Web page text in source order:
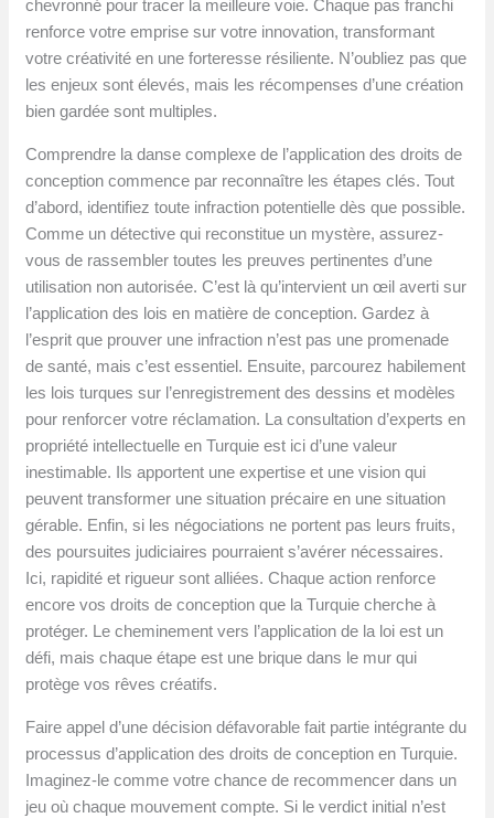
chevronné pour tracer la meilleure voie. Chaque pas franchi
renforce votre emprise sur votre innovation, transformant
votre créativité en une forteresse résiliente. N’oubliez pas que
les enjeux sont élevés, mais les récompenses d’une création
bien gardée sont multiples.
Comprendre la danse complexe de l’application des droits de
conception commence par reconnaître les étapes clés. Tout
d’abord, identifiez toute infraction potentielle dès que possible.
Comme un détective qui reconstitue un mystère, assurez-
vous de rassembler toutes les preuves pertinentes d’une
utilisation non autorisée. C’est là qu’intervient un œil averti sur
l’application des lois en matière de conception. Gardez à
l’esprit que prouver une infraction n’est pas une promenade
de santé, mais c’est essentiel. Ensuite, parcourez habilement
les lois turques sur l’enregistrement des dessins et modèles
pour renforcer votre réclamation. La consultation d’experts en
propriété intellectuelle en Turquie est ici d’une valeur
inestimable. Ils apportent une expertise et une vision qui
peuvent transformer une situation précaire en une situation
gérable. Enfin, si les négociations ne portent pas leurs fruits,
des poursuites judiciaires pourraient s’avérer nécessaires.
Ici, rapidité et rigueur sont alliées. Chaque action renforce
encore vos droits de conception que la Turquie cherche à
protéger. Le cheminement vers l’application de la loi est un
défi, mais chaque étape est une brique dans le mur qui
protège vos rêves créatifs.
Faire appel d’une décision défavorable fait partie intégrante du
processus d’application des droits de conception en Turquie.
Imaginez-le comme votre chance de recommencer dans un
jeu où chaque mouvement compte. Si le verdict initial n’est